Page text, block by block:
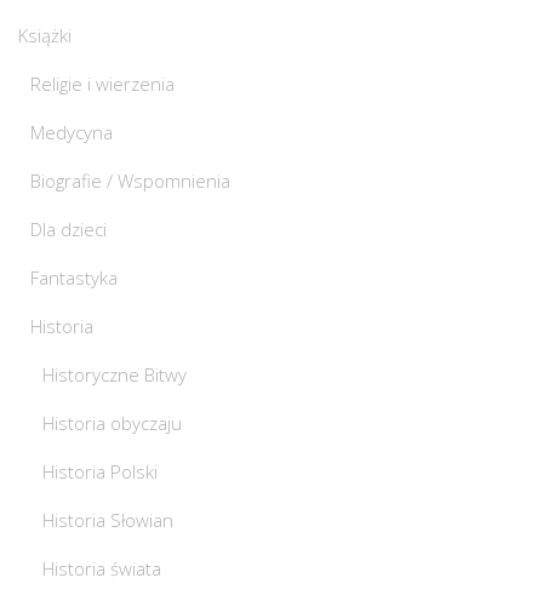
Książki
Religie i wierzenia
Medycyna
Biografie / Wspomnienia
Dla dzieci
Fantastyka
Historia
Historyczne Bitwy
Historia obyczaju
Historia Polski
Historia Słowian
Historia świata